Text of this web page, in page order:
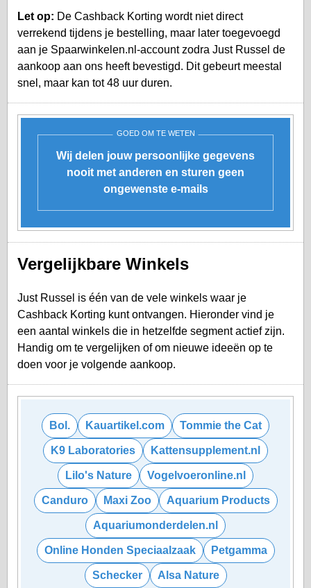
Let op: De Cashback Korting wordt niet direct
verrekend tijdens je bestelling, maar later toegevoegd
aan je Spaarwinkelen.nl-accountzodra Just Russel de
aankoop aan ons heeft bevestigd. Dit gebeurt meestal
snel, maar kan tot 48 uur duren.
GOED OM TE WETEN
Wij delen jouw persoonlijke gegevens
nooit met anderen en sturen geen
ongewenste e-mails
Vergelijkbare Winkels
Just Russel is één van de vele winkels waar je
Cashback Korting kunt ontvangen. Hieronder vind je
een aantal winkels die in hetzelfde segment actief zijn.
Handig om te vergelijken of om nieuwe ideeën op te
doen voor je volgende aankoop.
Bol. Kauartikel.com Tommie the Cat
K9 Laboratories Kattensupplement.nl
Lilo's Nature Vogelvoeronline.nl
Canduro Maxi Zoo Aquarium Products
Aquariumonderdelen.nl
Online Honden Speciaalzaak Petgamma
Schecker Alsa Nature